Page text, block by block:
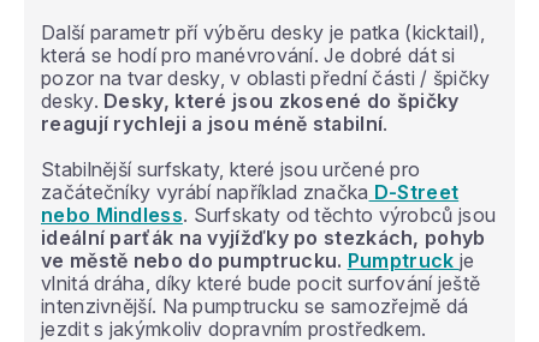
v
ý
p
i
s
Další parametr pří výběru desky je patka (kicktail),
která se hodí pro manévrování. Je dobré dát si
pozor na tvar desky, v oblasti přední části / špičky
desky. Desky, které jsou zkosené do špičky
reagují rychleji a jsou méně stabilní.
Stabilnější surfskaty, které jsou určené pro
začátečníky vyrábí například značka D-Street
nebo Mindless. Surfskaty od těchto výrobců jsou
ideální parťák na vyjížďky po stezkách, pohyb
ve městě nebo do pumptrucku. Pumptruck je
vlnitá dráha, díky které bude pocit surfování ještě
intenzivnější. Na pumptrucku se samozřejmě dá
jezdit s jakýmkoliv dopravním prostředkem.